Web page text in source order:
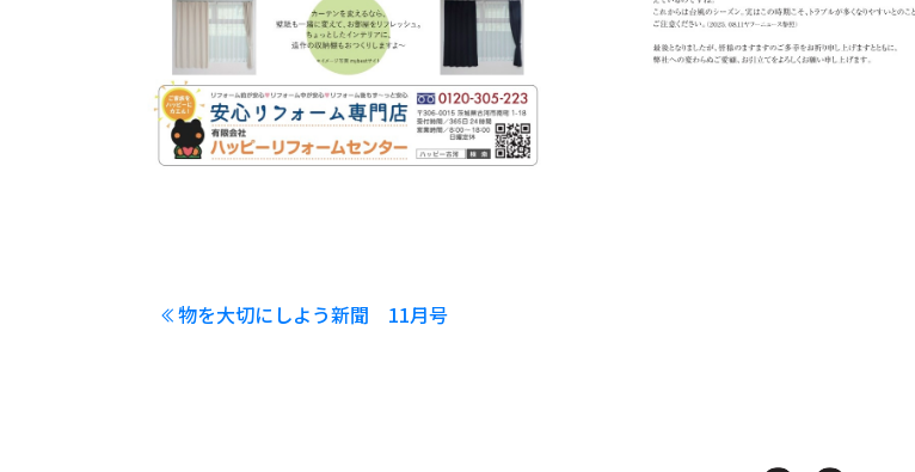
物を大切にしよう新聞 11月号